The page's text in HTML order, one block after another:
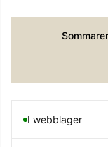
I webblager